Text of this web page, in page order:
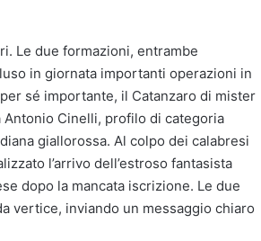
Le due formazioni, entrambe
in giornata importanti operazioni in
sé importante, il Catanzaro di mister
Cinelli, profilo di categoria
giallorossa. Al colpo dei calabresi
l’arrivo dell’estroso fantasista
dopo la mancata iscrizione. Le due
vertice, inviando un messaggio chiaro